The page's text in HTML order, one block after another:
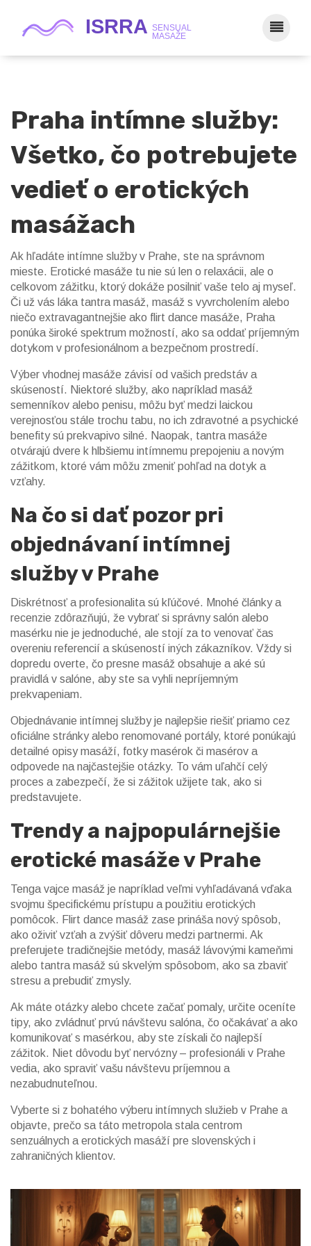
Praha intímne služby:
Všetko, čo potrebujete
vedieť o erotických
masážach
Ak hľadáte intímne služby v Prahe, ste na správnom
mieste. Erotické masáže tu nie sú len o relaxácii, ale o
celkovom zážitku, ktorý dokáže posilniť vaše telo aj myseľ.
Či už vás láka tantra masáž, masáž s vyvrcholením alebo
niečo extravagantnejšie ako flirt dance masáže, Praha
ponúka široké spektrum možností, ako sa oddať príjemným
dotykom v profesionálnom a bezpečnom prostredí.
Výber vhodnej masáže závisí od vašich predstáv a
skúseností. Niektoré služby, ako napríklad masáž
semenníkov alebo penisu, môžu byť medzi laickou
verejnosťou stále trochu tabu, no ich zdravotné a psychické
benefity sú prekvapivo silné. Naopak, tantra masáže
otvárajú dvere k hlbšiemu intímnemu prepojeniu a novým
zážitkom, ktoré vám môžu zmeniť pohľad na dotyk a
vzťahy.
Na čo si dať pozor pri
objednávaní intímnej
služby v Prahe
Diskrétnosť a profesionalita sú kľúčové. Mnohé články a
recenzie zdôrazňujú, že vybrať si správny salón alebo
masérku nie je jednoduché, ale stojí za to venovať čas
overeniu referencií a skúseností iných zákazníkov. Vždy si
dopredu overte, čo presne masáž obsahuje a aké sú
pravidlá v salóne, aby ste sa vyhli nepríjemným
prekvapeniam.
Objednávanie intímnej služby je najlepšie riešiť priamo cez
oficiálne stránky alebo renomované portály, ktoré ponúkajú
detailné opisy masáží, fotky masérok či masérov a
odpovede na najčastejšie otázky. To vám uľahčí celý
proces a zabezpečí, že si zážitok užijete tak, ako si
predstavujete.
Trendy a najpopulárnejšie
erotické masáže v Prahe
Tenga vajce masáž je napríklad veľmi vyhľadávaná vďaka
svojmu špecifickému prístupu a použitiu erotických
pomôcok. Flirt dance masáž zase prináša nový spôsob,
ako oživiť vzťah a zvýšiť dôveru medzi partnermi. Ak
preferujete tradičnejšie metódy, masáž lávovými kameňmi
alebo tantra masáž sú skvelým spôsobom, ako sa zbaviť
stresu a prebudiť zmysly.
Ak máte otázky alebo chcete začať pomaly, určite oceníte
tipy, ako zvládnuť prvú návštevu salóna, čo očakávať a ako
komunikovať s masérkou, aby ste získali čo najlepší
zážitok. Niet dôvodu byť nervózny – profesionáli v Prahe
vedia, ako spraviť vašu návštevu príjemnou a
nezabudnuteľnou.
Vyberte si z bohatého výberu intímnych služieb v Prahe a
objavte, prečo sa táto metropola stala centrom
senzuálnych a erotických masáží pre slovenských i
zahraničných klientov.